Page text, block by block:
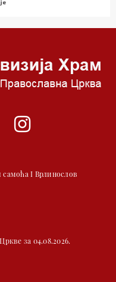
I Врлинослов
за 04.08.2026.